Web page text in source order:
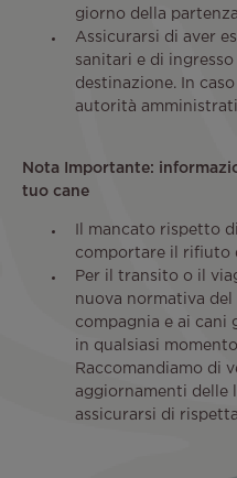
giorno della
Assicurarsi di aver
sanitari e di
destinazione. In
autorità
Nota Importante:
tuo cane
Il mancato rispetto
comportare il rifiuto
Per il transito o il
nuova normativa del
compagnia e ai cani
in qualsiasi
Raccomandiamo di
aggiornamenti delle
assicurarsi di